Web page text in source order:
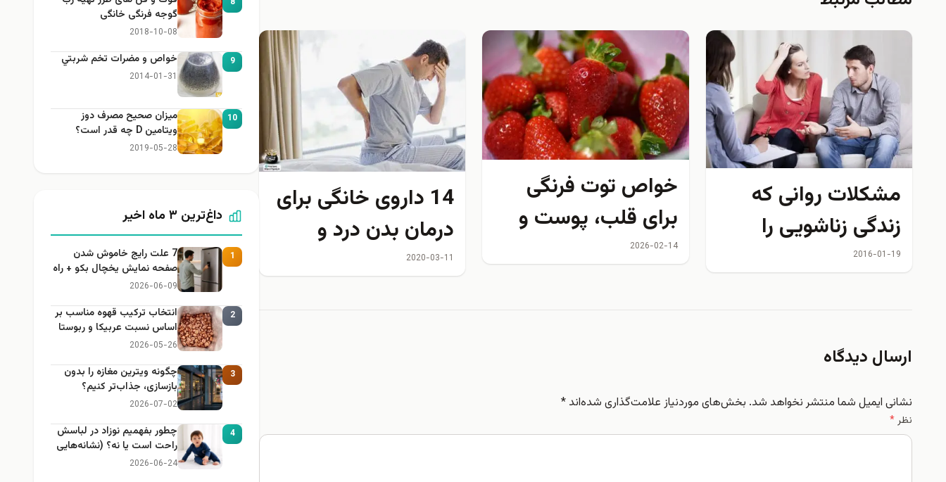
مشکلات روانی که
زندگی زناشویی را
تهدید می کند
2016-01-19
خواص توت فرنگی
برای قلب، پوست و
قند خون؛ میوه‌ای
2026-02-14
14 داروی خانگی برای
درمان بدن درد و
خستگی
2020-03-11
ارسال دیدگاه
نشانی ایمیل شما منتشر نخواهد شد. بخش‌های موردنیاز علامت‌گذاری شده‌اند *
نظر*
گوجه فرنگی خانگی
2018-10-08
9 خواص و مضرات تخم شربتي
2014-01-31
10
میزان صحیح مصرف دوز
ویتامین D چه قدر است؟
2019-05-28
داغ‌ترین ۳ ماه اخیر
1
7 علت رایج خاموش شدن
صفحه نمایش یخچال بکو + راه
حل
2026-06-09
2
انتخاب ترکیب قهوه مناسب بر
اساس نسبت عربیکا و ربوستا
2026-05-26
3
چگونه ویترین مغازه را بدون
بازسازی، جذاب‌تر کنیم؟
2026-07-02
4
چطور بفهمیم نوزاد در لباسش
راحت است یا نه؟ (نشانه‌هایی
که هر مادر باید بداند)
2026-06-24